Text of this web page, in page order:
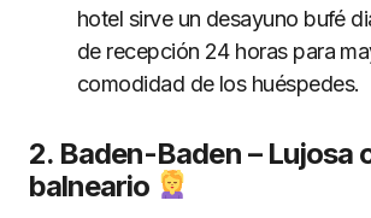
hotel sirve un desayuno bufé
de recepción 24 horas para
comodidad de los huéspedes.
2. Baden-Baden – Lujosa
balneario